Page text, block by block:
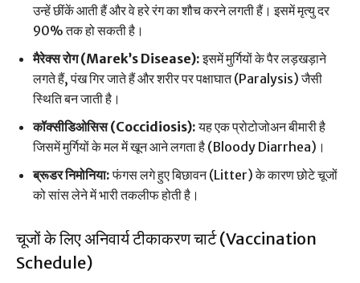
उन्हें छींकें आती हैं और वे हरे रंग का शौच करने लगती हैं। इसमें मृत्यु दर
90% तक हो सकती है।
मैरेक्स रोग (Marek’s Disease):इसमें मुर्गियों के पैर लड़खड़ाने
लगते हैं, पंख गिर जाते हैं और शरीर पर पक्षाघात (Paralysis) जैसी
स्थिति बन जाती है।
कॉक्सीडिओसिस (Coccidiosis):यह एक प्रोटोजोअन बीमारी है
जिसमें मुर्गियों के मल में खून आने लगता है (Bloody Diarrhea)।
ब्रूडर निमोनिया:फंगस लगे हुए बिछावन (Litter) के कारण छोटे चूजों
को सांस लेने में भारी तकलीफ होती है।
चूजों के लिए अनिवार्य टीकाकरण चार्ट (Vaccination
Schedule)